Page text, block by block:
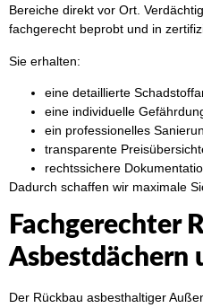
Bereiche direkt vor Ort.
fachgerecht beprobt und in
Sie erhalten:
eine detaillierte
eine individuelle
ein professionelles
transparente
rechtssichere
Dadurch schaffen wir maximale
Fachgerechter
Asbestdächern
Der Rückbau asbesthaltiger